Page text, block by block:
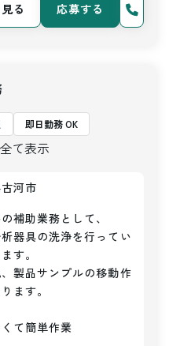
る 応募する
即日勤務 OK
て表示
河市
補助業務として、
器具の洗浄を行ってい
す。
製品サンプルの移動作
ます。
て簡単作業